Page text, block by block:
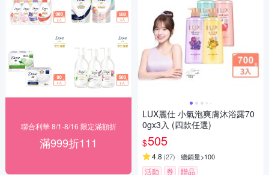
聯合利華 8/1-8/16 限定滿額折
滿999折111
LUX麗仕 小氣泡爽膚沐浴露70
0gx3入 (四款任選)
$505
4.8 (27) 總銷量>100
活動 券 贈品